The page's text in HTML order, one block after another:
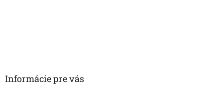
Z
Informácie pre vás